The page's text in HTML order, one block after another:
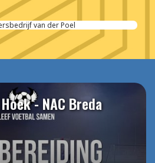
van der Poel
- NAC Breda